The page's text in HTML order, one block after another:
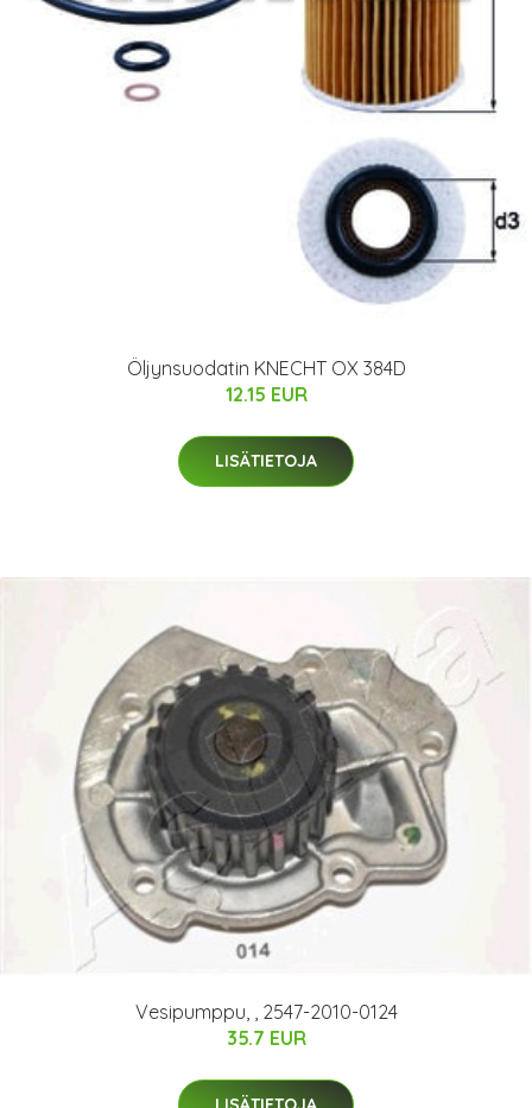
Öljynsuodatin KNECHT OX 384D
12.15 EUR
LISÄTIETOJA
Vesipumppu, , 2547-2010-0124
35.7 EUR